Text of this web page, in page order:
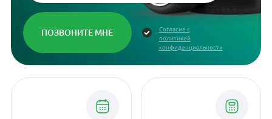
Согласие с
политикой
конфиденциальности